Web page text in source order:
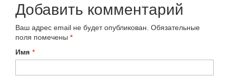
Добавить комментарий
Ваш адрес email не будет опубликован. Обязательные
поля помечены *
Имя *